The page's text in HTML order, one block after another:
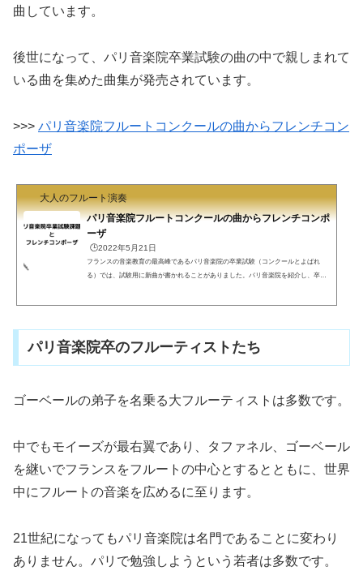
曲しています。
後世になって、パリ音楽院卒業試験の曲の中で親しまれて
いる曲を集めた曲集が発売されています。
>>> パリ音楽院フルートコンクールの曲からフレンチコン
ポーザ
大人のフルート演奏
パリ音楽院フルートコンクールの曲からフレンチコンポ
ーザ
🕒️2022年5月21日
フランスの音楽教育の最高峰であるパリ音楽院の卒業試験（コンクールとよばれ
る）では、試験用に新曲が書かれることがありました。パリ音楽院を紹介し、卒業
らくグランゼコール（フランス特有のエリート養成機関）相当です。学歴社会のフ
ランスではパリ音楽院修了、特に第1位（Premier Prix）は強...
パリ音楽院卒のフルーティストたち
ゴーベールの弟子を名乗る大フルーティストは多数です。
中でもモイーズが最右翼であり、タファネル、ゴーベール
を継いでフランスをフルートの中心とするとともに、世界
中にフルートの音楽を広めるに至ります。
21世紀になってもパリ音楽院は名門であることに変わり
ありません。パリで勉強しようという若者は多数です。